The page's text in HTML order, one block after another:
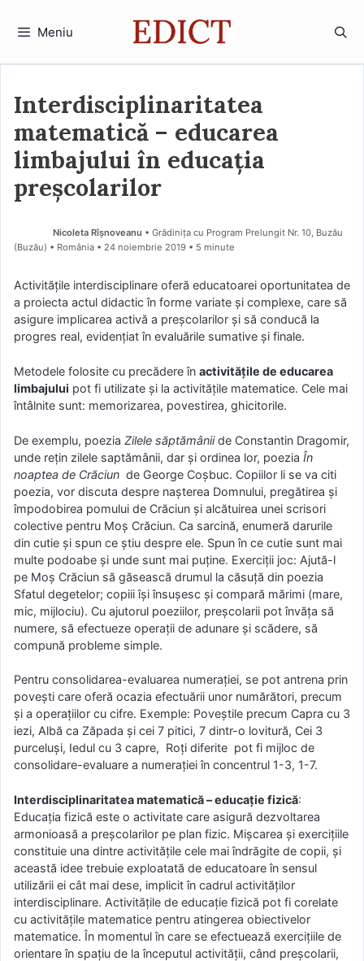
Meniu
Interdisciplinaritatea
matematică – educarea
limbajului în educația
preșcolarilor
Nicoleta Rîșnoveanu • Grădinița cu Program Prelungit Nr. 10, Buzău
(Buzău) • România
24 noiembrie 2019 • 5 minute
Activitățile interdisciplinare oferă educatoarei oportunitatea de
a proiecta actul didactic în forme variate şi complexe, care să
asigure implicarea activă a preșcolarilor și să conducă la
progres real, evidențiat în evaluările sumative şi finale.
Metodele folosite cu precădere în activitățile de educarea
limbajului pot fi utilizate şi la activităţile matematice. Cele mai
întâlnite sunt: memorizarea, povestirea, ghicitorile.
De exemplu, poezia Zilele săptămâniide Constantin Dragomir,
unde reţin zilele saptămânii, dar şi ordinea lor, poezia În
noaptea de Crăciun de George Coşbuc. Copiilor li se va citi
poezia, vor discuta despre naşterea Domnului, pregătirea şi
împodobirea pomului de Crăciun şi alcătuirea unei scrisori
colective pentru Moş Crăciun. Ca sarcină, enumeră darurile
din cutie şi spun ce ştiu despre ele. Spun în ce cutie sunt mai
multe podoabe și unde sunt mai puţine. Exerciţii joc: Ajută-l
pe Moş Crăciun să găsească drumul la căsuţă din poezia
Sfatul degetelor; copiii îşi însuşesc şi compară mărimi (mare,
mic, mijlociu). Cu ajutorul poeziilor, preşcolarii pot învăţa să
numere, să efectueze operaţii de adunare şi scădere, să
compună probleme simple.
Pentru consolidarea-evaluarea numeraţiei, se pot antrena prin
poveşti care oferă ocazia efectuării unor numărători, precum
şi a operaţiilor cu cifre. Exemple: Poveştile precum Capra cu 3
iezi, Albă ca Zăpada şi cei 7 pitici, 7 dintr-o lovitură, Cei 3
purceluşi, Iedul cu 3 capre, Roţi diferite pot fi mijloc de
consolidare-evaluare a numeraţiei în concentrul 1-3, 1-7.
Interdisciplinaritatea matematică – educație fizică:
Educaţia fizică este o activitate care asigură dezvoltarea
armonioasă a preşcolarilor pe plan fizic. Mişcarea şi exerciţiile
constituie una dintre activităţile cele mai îndrăgite de copii, şi
această idee trebuie exploatată de educatoare în sensul
utilizării ei cât mai dese, implicit în cadrul activităţilor
interdisciplinare. Activitățile de educație fizică pot fi corelate
cu activitățile matematice pentru atingerea obiectivelor
matematice. În momentul în care se efectuează exerciţiile de
orientare în spaţiu de la începutul activităţii, când preşcolarii,